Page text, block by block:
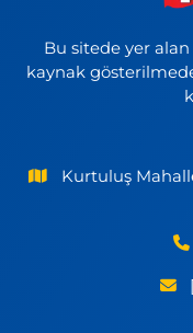
Bu sitede yer
kaynak
Kurtuluş